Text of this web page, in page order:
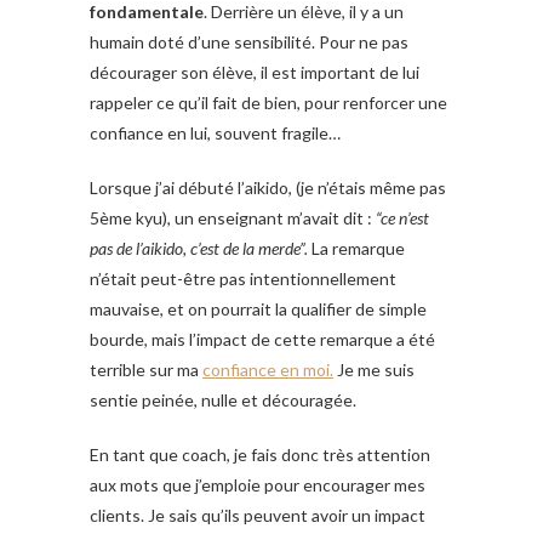
fondamentale. Derrière un élève, il y a un
humain doté d’une sensibilité. Pour ne pas
décourager son élève, il est important de lui
rappeler ce qu’il fait de bien, pour renforcer une
confiance en lui, souvent fragile…
Lorsque j’ai débuté l’aikido, (je n’étais même pas
5ème kyu), un enseignant m’avait dit : “ce n’est
pas de l’aikido, c’est de la merde”. La remarque
n’était peut-être pas intentionnellement
mauvaise, et on pourrait la qualifier de simple
bourde, mais l’impact de cette remarque a été
terrible sur ma confiance en moi. Je me suis
sentie peinée, nulle et découragée.
En tant que coach, je fais donc très attention
aux mots que j’emploie pour encourager mes
clients. Je sais qu’ils peuvent avoir un impact